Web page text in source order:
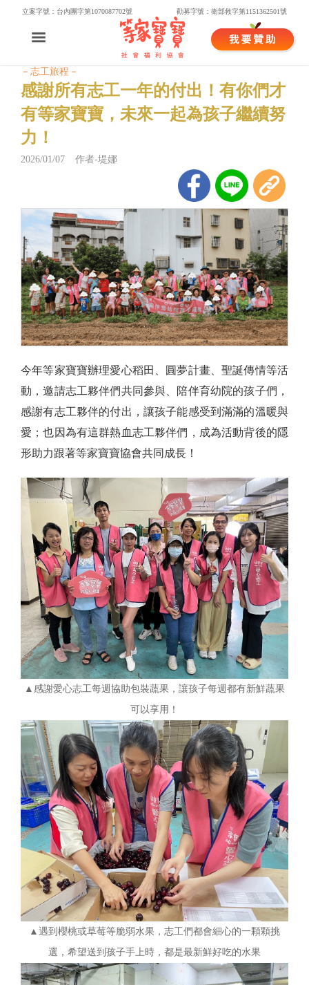
立案字號：台內團字第1070087702號 勸募字號：衛部救字第1151362501號
－志工旅程－
感謝所有志工一年的付出！有你們才
有等家寶寶，未來一起為孩子繼續努
力！
2026/01/07 作者-堤娜
今年等家寶寶辦理愛心稻田、圓夢計畫、聖誕傳情等活
動，邀請志工夥伴們共同參與、陪伴育幼院的孩子們，
感謝有志工夥伴的付出，讓孩子能感受到滿滿的溫暖與
愛；也因為有這群熱血志工夥伴們，成為活動背後的隱
形助力跟著等家寶寶協會共同成長！
▲感謝愛心志工每週協助包裝蔬果，讓孩子每週都有新鮮蔬果
可以享用！
▲遇到櫻桃或草莓等脆弱水果，志工們都會細心的一顆顆挑
選，希望送到孩子手上時，都是最新鮮好吃的水果